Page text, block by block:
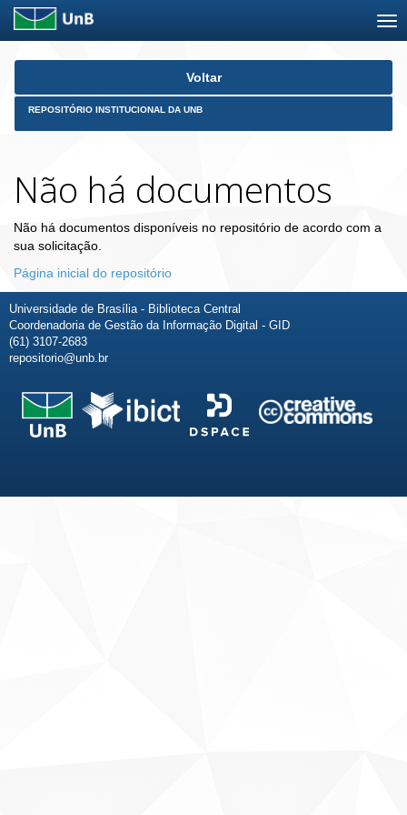
Skip
Voltar
REPOSITÓRIO INSTITUCIONAL DA UNB
Não há documentos
Não há documentos disponíveis no repositório de acordo com a
sua solicitação.
Página inicial do repositório
Universidade de Brasília - Biblioteca Central
Coordenadoria de Gestão da Informação Digital - GID
(61) 3107-2683
repositorio@unb.br